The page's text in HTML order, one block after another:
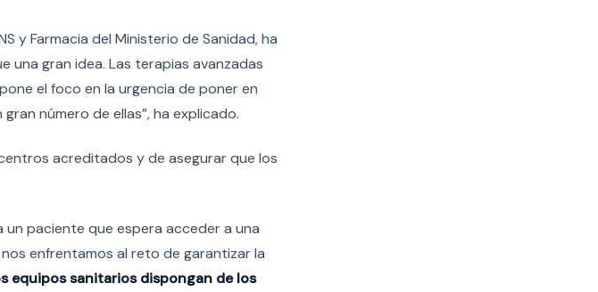
y Farmacia del Ministerio de Sanidad, ha
una gran idea. Las terapias avanzadas
el foco en la urgencia de poner en
número de ellas”, ha explicado.
acreditados y de asegurar que los
paciente que espera acceder a una
enfrentamos al reto de garantizar la
equipos sanitarios dispongan de los